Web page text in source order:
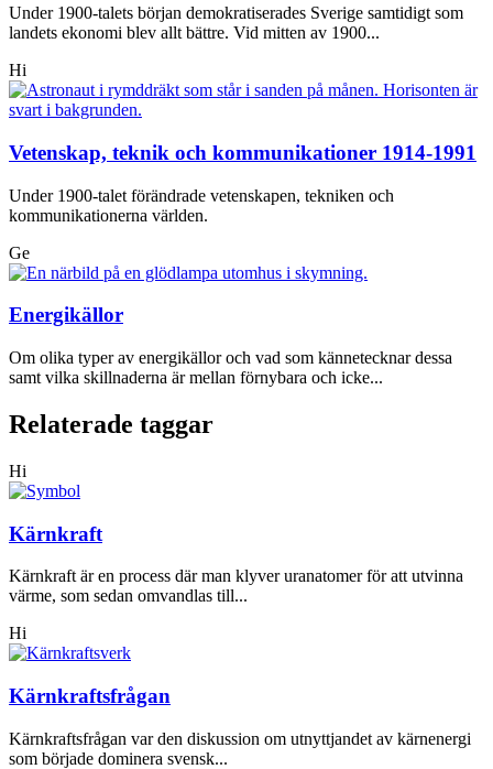
Under 1900-talets början demokratiserades Sverige samtidigt som
landets ekonomi blev allt bättre. Vid mitten av 1900...
Hi
Vetenskap, teknik och kommunikationer 1914-1991
Under 1900-talet förändrade vetenskapen, tekniken och
kommunikationerna världen.
Ge
Energikällor
Om olika typer av energikällor och vad som kännetecknar dessa
samt vilka skillnaderna är mellan förnybara och icke...
Relaterade taggar
Hi
Kärnkraft
Kärnkraft är en process där man klyver uranatomer för att utvinna
värme, som sedan omvandlas till...
Hi
Kärnkraftsfrågan
Kärnkraftsfrågan var den diskussion om utnyttjandet av kärnenergi
som började dominera svensk...